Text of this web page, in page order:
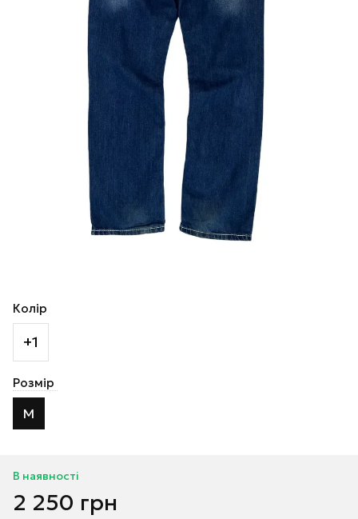
Колір
+1
Розмір
M
В наявності
2 250 грн